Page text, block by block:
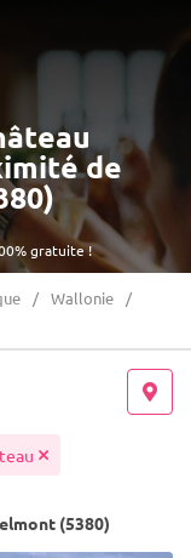
gratuite !
de
Wallonie
(5380)